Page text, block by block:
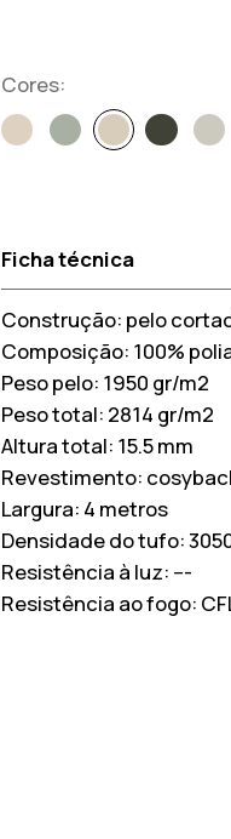
Cores:
Ficha técnica
Construção: pelo
Composição: 100%
Peso pelo: 1950 gr/m2
Peso total: 2814 gr/m2
Altura total: 15.5 mm
Revestimento:
Largura: 4 metros
Densidade do tufo:
Resistência à luz: ---
Resistência ao fogo: